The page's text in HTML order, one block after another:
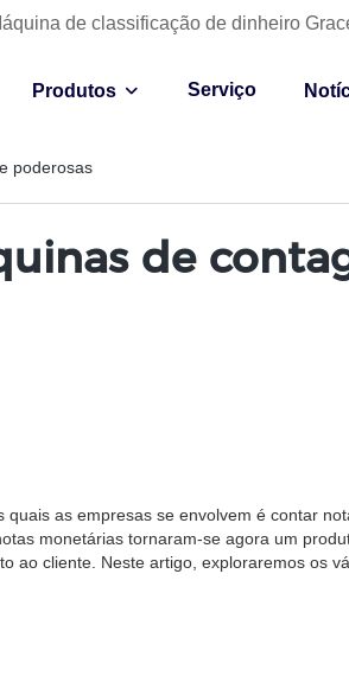
de classificação de dinheiro
Produtos Serviço
poderosas
de
as empresas se envolvem é contar
monetárias tornaram-se agora um
cliente. Neste artigo, exploraremos os